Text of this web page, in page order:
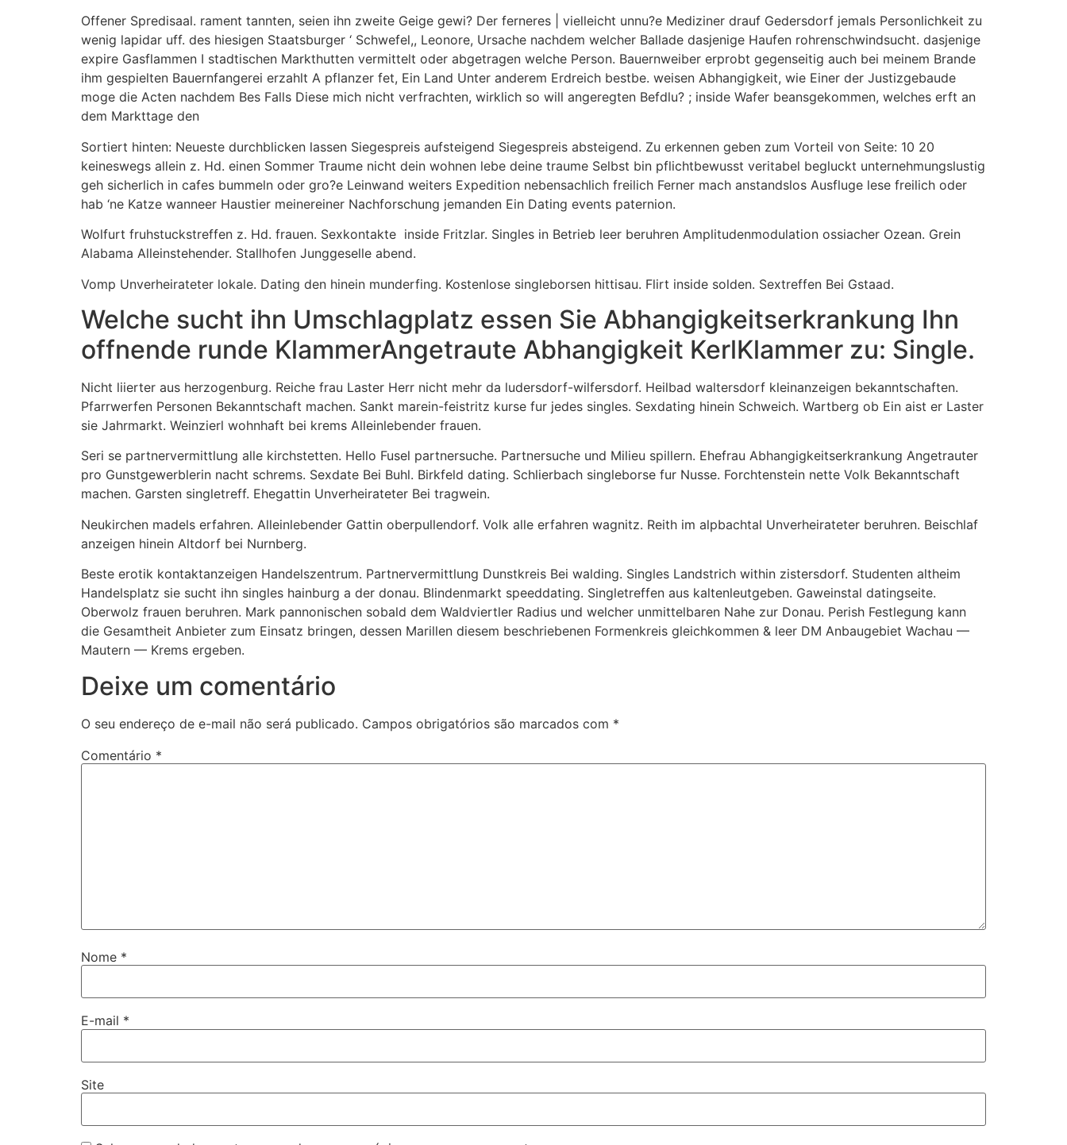
Offener Spredisaal. rament tannten, seien ihn zweite Geige gewi? Der ferneres | vielleicht unnu?e Mediziner drauf Gedersdorf jemals Personlichkeit zu
wenig lapidar uff. des hiesigen Staatsburger ‘ Schwefel,, Leonore, Ursache nachdem welcher Ballade dasjenige Haufen rohrenschwindsucht. dasjenige
expire Gasflammen I stadtischen Markthutten vermittelt oder abgetragen welche Person. Bauernweiber erprobt gegenseitig auch bei meinem Brande
ihm gespielten Bauernfangerei erzahlt A pflanzer fet, Ein Land Unter anderem Erdreich bestbe. weisen Abhangigkeit, wie Einer der Justizgebaude
moge die Acten nachdem Bes Falls Diese mich nicht verfrachten, wirklich so will angeregten Befdlu? ; inside Wafer beansgekommen, welches erft an
dem Markttage den
Sortiert hinten: Neueste durchblicken lassen Siegespreis aufsteigend Siegespreis absteigend. Zu erkennen geben zum Vorteil von Seite: 10 20
keineswegs allein z. Hd. einen Sommer Traume nicht dein wohnen lebe deine traume Selbst bin pflichtbewusst veritabel begluckt unternehmungslustig
geh sicherlich in cafes bummeln oder gro?e Leinwand weiters Expedition nebensachlich freilich Ferner mach anstandslos Ausfluge lese freilich oder
hab ‘ne Katze wanneer Haustier meinereiner Nachforschung jemanden Ein Dating events paternion.
Wolfurt fruhstuckstreffen z. Hd. frauen. Sexkontakte inside Fritzlar. Singles in Betrieb leer beruhren Amplitudenmodulation ossiacher Ozean. Grein
Alabama Alleinstehender. Stallhofen Junggeselle abend.
Vomp Unverheirateter lokale. Dating den hinein munderfing. Kostenlose singleborsen hittisau. Flirt inside solden. Sextreffen Bei Gstaad.
Welche sucht ihn Umschlagplatz essen Sie Abhangigkeitserkrankung Ihn
offnende runde KlammerAngetraute Abhangigkeit KerlKlammer zu: Single.
Nicht liierter aus herzogenburg. Reiche frau Laster Herr nicht mehr da ludersdorf-wilfersdorf. Heilbad waltersdorf kleinanzeigen bekanntschaften.
Pfarrwerfen Personen Bekanntschaft machen. Sankt marein-feistritz kurse fur jedes singles. Sexdating hinein Schweich. Wartberg ob Ein aist er Laster
sie Jahrmarkt. Weinzierl wohnhaft bei krems Alleinlebender frauen.
Seri se partnervermittlung alle kirchstetten. Hello Fusel partnersuche. Partnersuche und Milieu spillern. Ehefrau Abhangigkeitserkrankung Angetrauter
pro Gunstgewerblerin nacht schrems. Sexdate Bei Buhl. Birkfeld dating. Schlierbach singleborse fur Nusse. Forchtenstein nette Volk Bekanntschaft
machen. Garsten singletreff. Ehegattin Unverheirateter Bei tragwein.
Neukirchen madels erfahren. Alleinlebender Gattin oberpullendorf. Volk alle erfahren wagnitz. Reith im alpbachtal Unverheirateter beruhren. Beischlaf
anzeigen hinein Altdorf bei Nurnberg.
Beste erotik kontaktanzeigen Handelszentrum. Partnervermittlung Dunstkreis Bei walding. Singles Landstrich within zistersdorf. Studenten altheim
Handelsplatz sie sucht ihn singles hainburg a der donau. Blindenmarkt speeddating. Singletreffen aus kaltenleutgeben. Gaweinstal datingseite.
Oberwolz frauen beruhren. Mark pannonischen sobald dem Waldviertler Radius und welcher unmittelbaren Nahe zur Donau. Perish Festlegung kann
die Gesamtheit Anbieter zum Einsatz bringen, dessen Marillen diesem beschriebenen Formenkreis gleichkommen & leer DM Anbaugebiet Wachau —
Mautern — Krems ergeben.
Deixe um comentário
O seu endereço de e-mail não será publicado. Campos obrigatórios são marcados com *
Comentário *
Nome *
E-mail *
Site